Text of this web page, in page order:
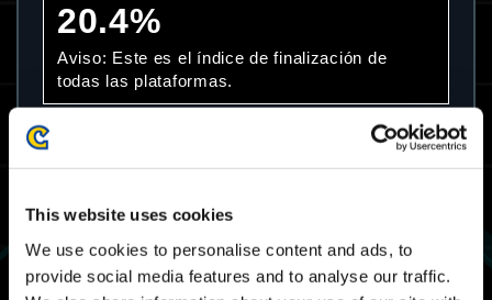
This website uses cookies
We use cookies to personalise content and ads, to
provide social media features and to analyse our traffic.
20.4%
Aviso: Este es el índice de finalización de
todas las plataformas.
Media de tiempo
07:50.13
Aviso: Esta es la media de tiempo empleado de
todas las plataformas.